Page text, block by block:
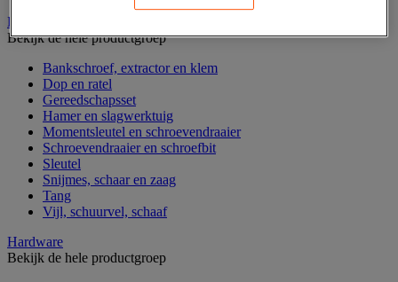
Handgereedschap
Bekijk de hele productgroep
Bankschroef, extractor en klem
Dop en ratel
Gereedschapsset
Hamer en slagwerktuig
Momentsleutel en schroevendraaier
Schroevendraaier en schroefbit
Sleutel
Snijmes, schaar en zaag
Tang
Vijl, schuurvel, schaaf
Hardware
Bekijk de hele productgroep